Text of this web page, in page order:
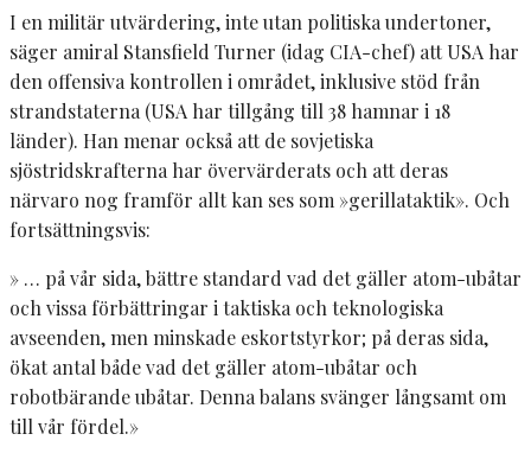
I en militär utvärdering, inte utan politiska undertoner,
säger amiral Stansfield Turner (idag CIA-chef) att USA har
den offensiva kontrollen i området, inklusive stöd från
strandstaterna (USA har tillgång till 38 hamnar i 18
länder). Han menar också att de sovjetiska
sjöstridskrafterna har övervärderats och att deras
närvaro nog framför allt kan ses som »gerillataktik». Och
fortsättningsvis:
» … på vår sida, bättre standard vad det gäller atom-ubåtar
och vissa förbättringar i taktiska och teknologiska
avseenden, men minskade eskortstyrkor; på deras sida,
ökat antal både vad det gäller atom-ubåtar och
robotbärande ubåtar. Denna balans svänger långsamt om
till vår fördel.»